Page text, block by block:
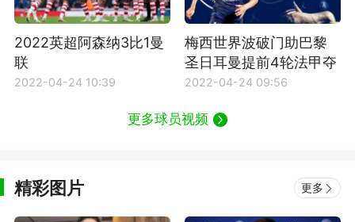
2022英超阿森纳3比1曼
联
2022-04-24 10:39
梅西世界波破门助巴黎
圣日耳曼提前4轮法甲夺
冠
2022-04-24 09:56
更多球员视频
精彩图片 更多